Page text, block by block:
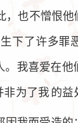
也不憎恨他
下了许多罪
我喜爱在他
非为了我的益